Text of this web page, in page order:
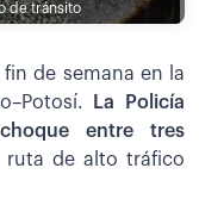
de tránsito
de semana en la
La Policía
entre tres
ruta de alto tráfico